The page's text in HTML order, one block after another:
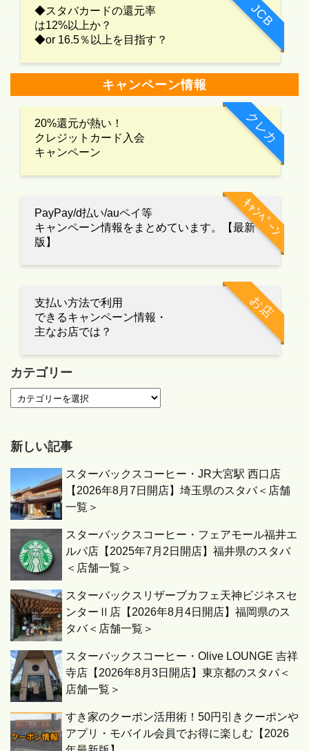
JCB
◆スタバカードの還元率
は12%以上か？
◆or 16.5％以上を目指す？
キャンペーン情報
クレカ
20%還元が熱い！
クレジットカード入会
キャンペーン
ｷｬﾝﾍﾟｰﾝ
PayPay/d払い/auペイ等
キャンペーン情報をまとめています。【最新
版】
お店
支払い方法で利用
できるキャンペーン情報・
主なお店では？
カテゴリー
新しい記事
スターバックスコーヒー・JR大宮駅 西口店
【2026年8月7日開店】埼玉県のスタバ＜店舗
一覧＞
スターバックスコーヒー・フェアモール福井エ
ルパ店【2025年7月2日開店】福井県のスタバ
＜店舗一覧＞
スターバックスリザーブカフェ天神ビジネスセ
ンターⅡ店【2026年8月4日開店】福岡県のス
タバ＜店舗一覧＞
スターバックスコーヒー・Olive LOUNGE 吉祥
寺店【2026年8月3日開店】東京都のスタバ＜
店舗一覧＞
すき家のクーポン活用術！50円引きクーポンや
アプリ・モバイル会員でお得に楽しむ【2026